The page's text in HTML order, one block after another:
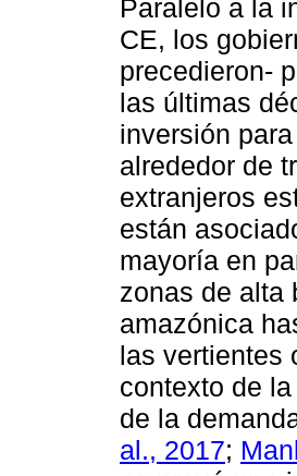
Paralelo a la
CE, los
precedieron-
las últimas
inversión
alrededor de
extranjeros
están
mayoría en
zonas de alta
amazónica
las vertientes
contexto de
de la
al., 2017;